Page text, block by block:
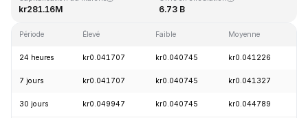
kr281.16M 6.73 B
Période Élevé Faible Moyenne
24 heures kr0.041707 kr0.040745 kr0.041226
7 jours kr0.041707 kr0.040745 kr0.041327
30 jours kr0.049947 kr0.040745 kr0.044789